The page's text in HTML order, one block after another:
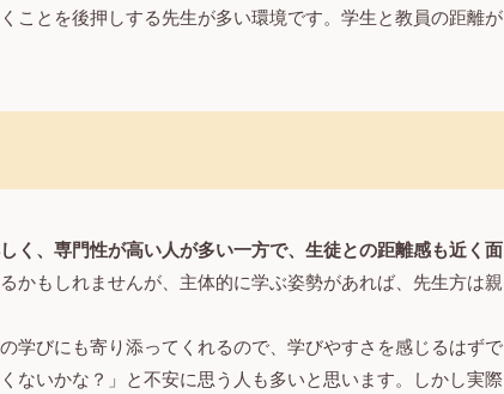
ことを後押しする先生が多い環境です。学生と教員の距離が
く、専門性が高い人が多い一方で、生徒との距離感も近く面
かもしれませんが、主体的に学ぶ姿勢があれば、先生方は親
学びにも寄り添ってくれるので、学びやすさを感じるはずで
ないかな？」と不安に思う人も多いと思います。しかし実際